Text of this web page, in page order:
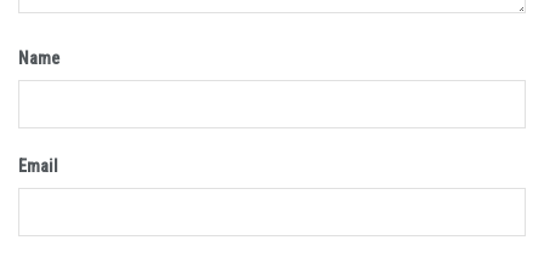
Name
Email